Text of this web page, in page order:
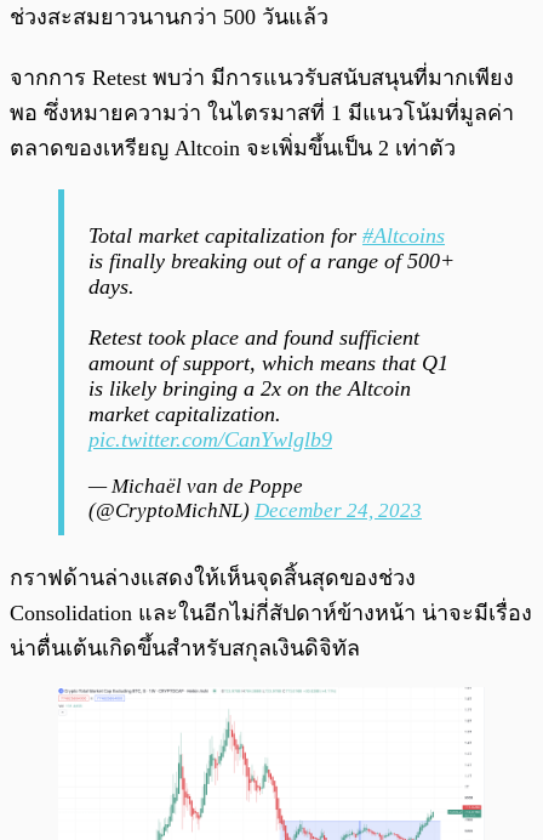
ช่วงสะสมยาวนานกว่า 500 วันแล้ว
จากการ Retest พบว่า มีการแนวรับสนับสนุนที่มากเพียง
พอ ซึ่งหมายความว่า ในไตรมาสที่ 1 มีแนวโน้มที่มูลค่า
ตลาดของเหรียญ Altcoin จะเพิ่มขึ้นเป็น 2 เท่าตัว
Total market capitalization for #Altcoins
is finally breaking out of a range of 500+
days.
Retest took place and found sufficient
amount of support, which means that Q1
is likely bringing a 2x on the Altcoin
market capitalization.
pic.twitter.com/CanYwlglb9
— Michaël van de Poppe
(@CryptoMichNL) December 24, 2023
กราฟด้านล่างแสดงให้เห็นจุดสิ้นสุดของช่วง
Consolidation และในอีกไม่กี่สัปดาห์ข้างหน้า น่าจะมีเรื่อง
น่าตื่นเต้นเกิดขึ้นสำหรับสกุลเงินดิจิทัล